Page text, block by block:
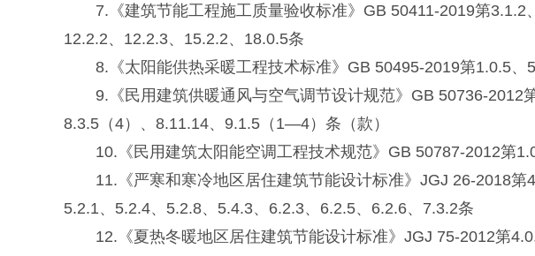
7.《建筑节能工程施工质量验收标准》GB 50411-2019第3.1.2
12.2.2、12.2.3、15.2.2、18.0.5条
8.《太阳能供热采暖工程技术标准》GB 50495-2019第1.0.5、
9.《民用建筑供暖通风与空气调节设计规范》GB 50736-2012
8.3.5（4）、8.11.14、9.1.5（1—4）条（款）
10.《民用建筑太阳能空调工程技术规范》GB 50787-2012第
11.《严寒和寒冷地区居住建筑节能设计标准》JGJ 26-2018第
5.2.1、5.2.4、5.2.8、5.4.3、6.2.3、6.2.5、6.2.6、7.3.2条
12.《夏热冬暖地区居住建筑节能设计标准》JGJ 75-2012第